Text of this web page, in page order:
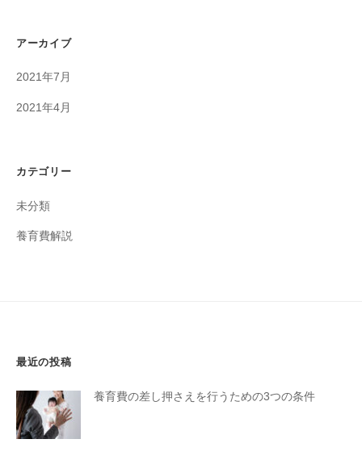
アーカイブ
2021年7月
2021年4月
カテゴリー
未分類
養育費解説
最近の投稿
養育費の差し押さえを行うための3つの条件